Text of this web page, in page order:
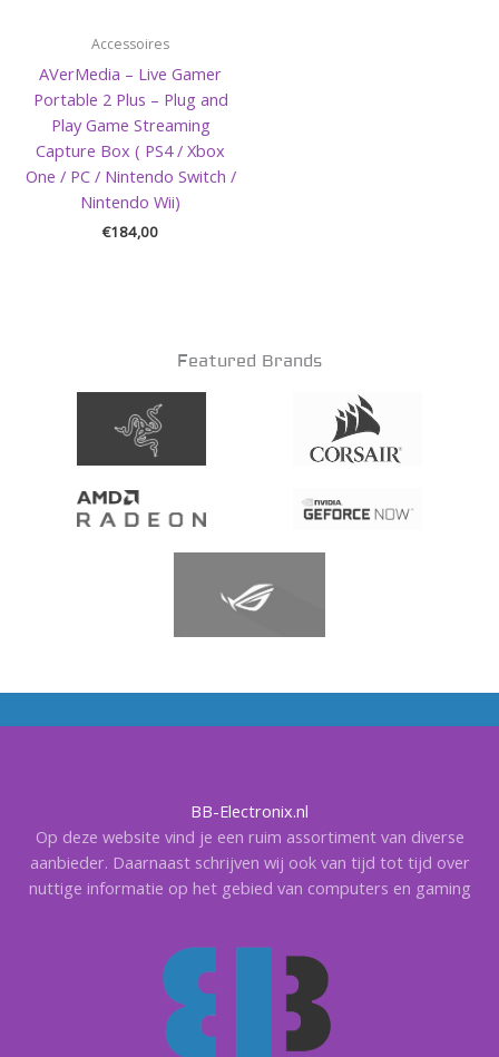
Accessoires
AVerMedia – Live Gamer
Portable 2 Plus – Plug and
Play Game Streaming
Capture Box ( PS4 / Xbox
One / PC / Nintendo Switch /
Nintendo Wii)
€184,00
Featured Brands
BB-Electronix.nl
Op deze website vind je een ruim assortiment van diverse
aanbieder. Daarnaast schrijven wij ook van tijd tot tijd over
nuttige informatie op het gebied van computers en gaming